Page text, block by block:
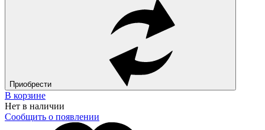
Приобрести
В корзине
Нет в наличии
Сообщить о появлении